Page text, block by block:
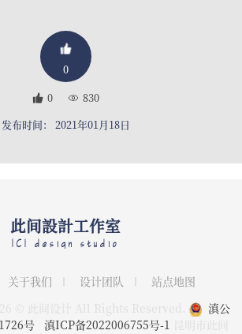
0
0
830
发布时间： 2021年01月18日
此间設計工作室
ICI design studio
关于我们 设计团队
站点地图
滇公
号
滇ICP备2022006755号-1